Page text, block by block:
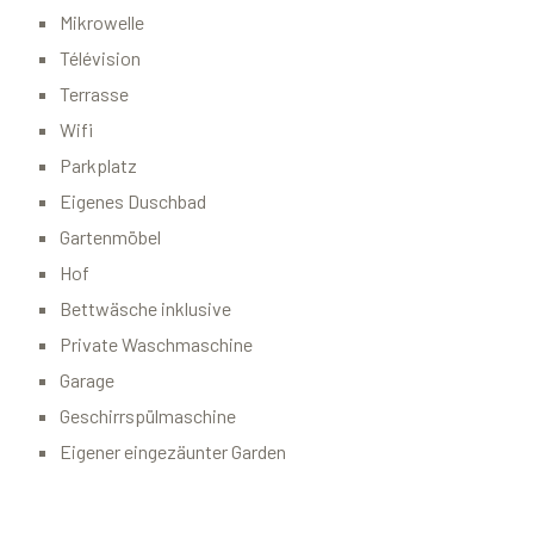
Mikrowelle
Télévision
Terrasse
Wifi
Parkplatz
Eigenes Duschbad
Gartenmöbel
Hof
Bettwäsche inklusive
Private Waschmaschine
Garage
Geschirrspülmaschine
Eigener eingezäunter Garden